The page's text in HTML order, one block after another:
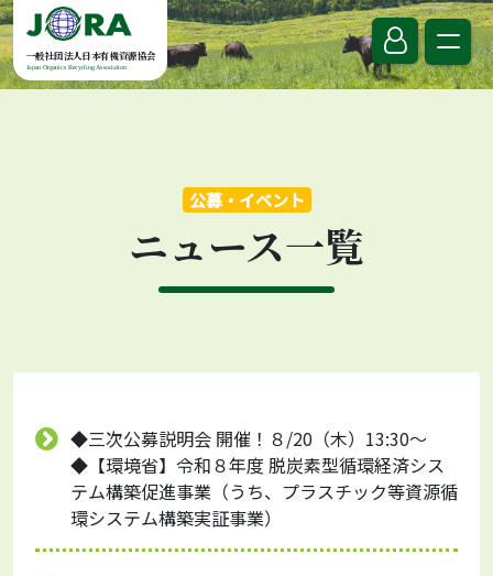
Skip to content
一般社団法人日本有機資源協会
Japan Organics Recycling Association
公募・イベント
ニュース一覧
◆三次公募説明会 開催！８/20（木）13:30～
◆【環境省】令和８年度 脱炭素型循環経済シス
テム構築促進事業（うち、プラスチック等資源循
環システム構築実証事業）